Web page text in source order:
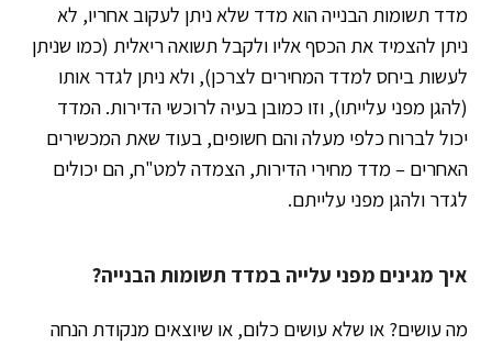
מדד תשומות הבנייה הוא מדד שלא ניתן לעקוב אחריו, לא
ניתן להצמיד את הכסף אליו ולקבל תשואה ריאלית (כמו שניתן
לעשות ביחס למדד המחירים לצרכן), ולא ניתן לגדר אותו
(להגן מפני עלייתו), וזו כמובן בעיה לרוכשי הדירות. המדד
יכול לברוח כלפי מעלה והם חשופים, בעוד שאת המכשירים
האחרים – מדד מחירי הדירות, הצמדה למט"ח, הם יכולים
לגדר ולהגן מפני עלייתם.
איך מגינים מפני עלייה במדד תשומות הבנייה?
מה עושים? או שלא עושים כלום, או שיוצאים מנקודת הנחה